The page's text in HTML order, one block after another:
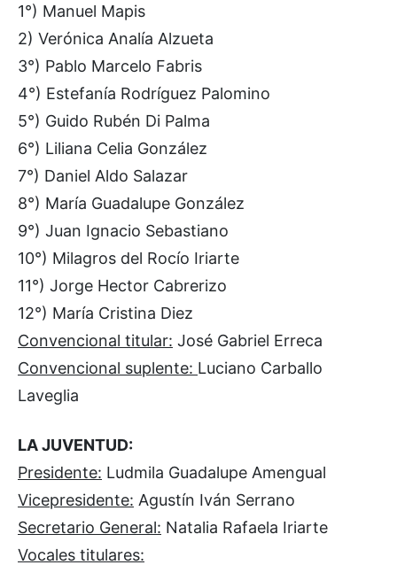
1°) Manuel Mapis
2) Verónica Analía Alzueta
3°) Pablo Marcelo Fabris
4°) Estefanía Rodríguez Palomino
5°) Guido Rubén Di Palma
6°) Liliana Celia González
7°) Daniel Aldo Salazar
8°) María Guadalupe González
9°) Juan Ignacio Sebastiano
10°) Milagros del Rocío Iriarte
11°) Jorge Hector Cabrerizo
12°) María Cristina Diez
Convencional titular: José Gabriel Erreca
Convencional suplente: Luciano Carballo
Laveglia
LA JUVENTUD:
Presidente: Ludmila Guadalupe Amengual
Vicepresidente: Agustín Iván Serrano
Secretario General: Natalia Rafaela Iriarte
Vocales titulares: